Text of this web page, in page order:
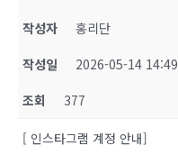
작성자
홍리단
작성일
2026-05-14 14:49
조회
377
[ 인스타그램 계정 안내]